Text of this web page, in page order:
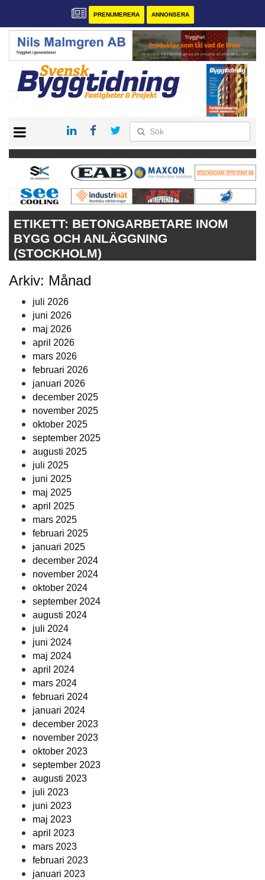
PRENUMERERA ANNONSERA
PRENUMERERA
VÅRA ANDRA MAGASIN
ANNONSERA
KONTAKT
ETIKETT: BETONGARBETARE INOM
BYGG OCH ANLÄGGNING
(STOCKHOLM)
Arkiv: Månad
juli 2026
juni 2026
maj 2026
april 2026
mars 2026
februari 2026
januari 2026
december 2025
november 2025
oktober 2025
september 2025
augusti 2025
juli 2025
juni 2025
maj 2025
april 2025
mars 2025
februari 2025
januari 2025
december 2024
november 2024
oktober 2024
september 2024
augusti 2024
juli 2024
juni 2024
maj 2024
april 2024
mars 2024
februari 2024
januari 2024
december 2023
november 2023
oktober 2023
september 2023
augusti 2023
juli 2023
juni 2023
maj 2023
april 2023
mars 2023
februari 2023
januari 2023